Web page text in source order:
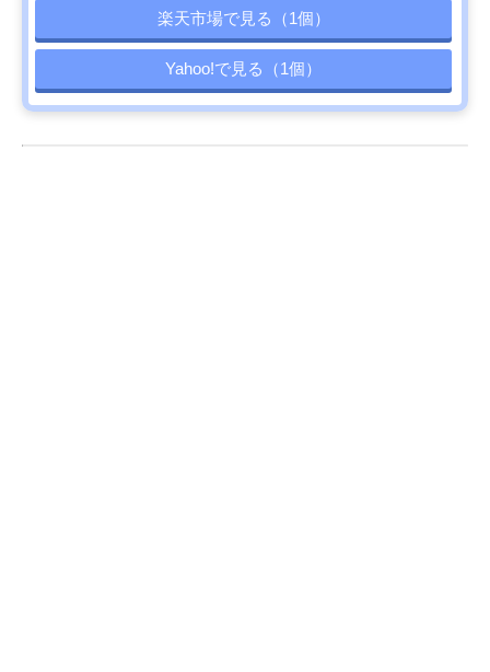
楽天市場で見る（1個）
Yahoo!で見る（1個）